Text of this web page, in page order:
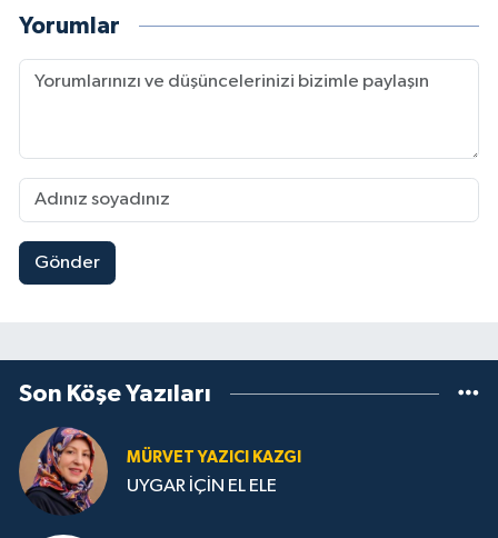
Yorumlar
Gönder
Son Köşe Yazıları
MÜRVET YAZICI KAZGI
UYGAR İÇİN EL ELE